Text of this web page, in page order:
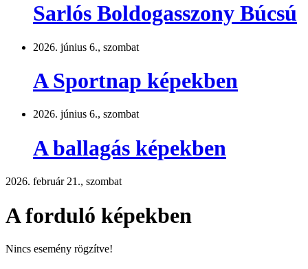
Sarlós Boldogasszony Búcsú
2026. június 6., szombat
A Sportnap képekben
2026. június 6., szombat
A ballagás képekben
2026. február 21., szombat
A forduló képekben
Nincs esemény rögzítve!